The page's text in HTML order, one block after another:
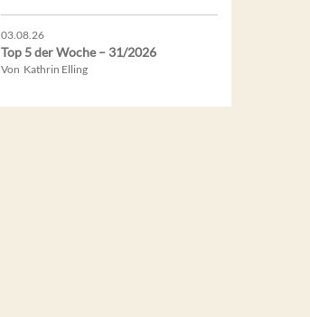
03.08.26
Top 5 der Woche – 31/2026
Von Kathrin Elling